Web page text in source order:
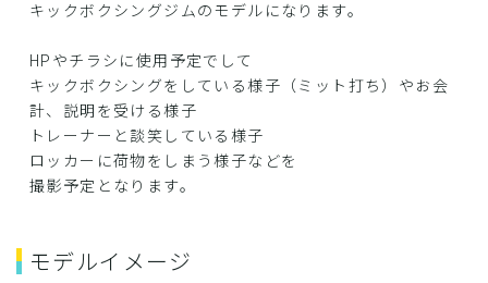
キックボクシングジムのモデルになります。
HPやチラシに使用予定でして
キックボクシングをしている様子（ミット打ち）やお会
計、説明を受ける様子
トレーナーと談笑している様子
ロッカーに荷物をしまう様子などを
撮影予定となります。
モデルイメージ